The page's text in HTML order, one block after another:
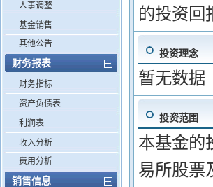
人事调整
基金销售
其他公告
财务报表
财务指标
资产负债表
利润表
收入分析
费用分析
销售信息
的投资回
投资理念
暂无数据
投资范围
本基金的
易所股票